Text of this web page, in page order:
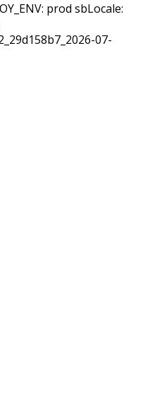
prod sbLocale:
07-